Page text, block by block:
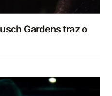
Gardens traz o